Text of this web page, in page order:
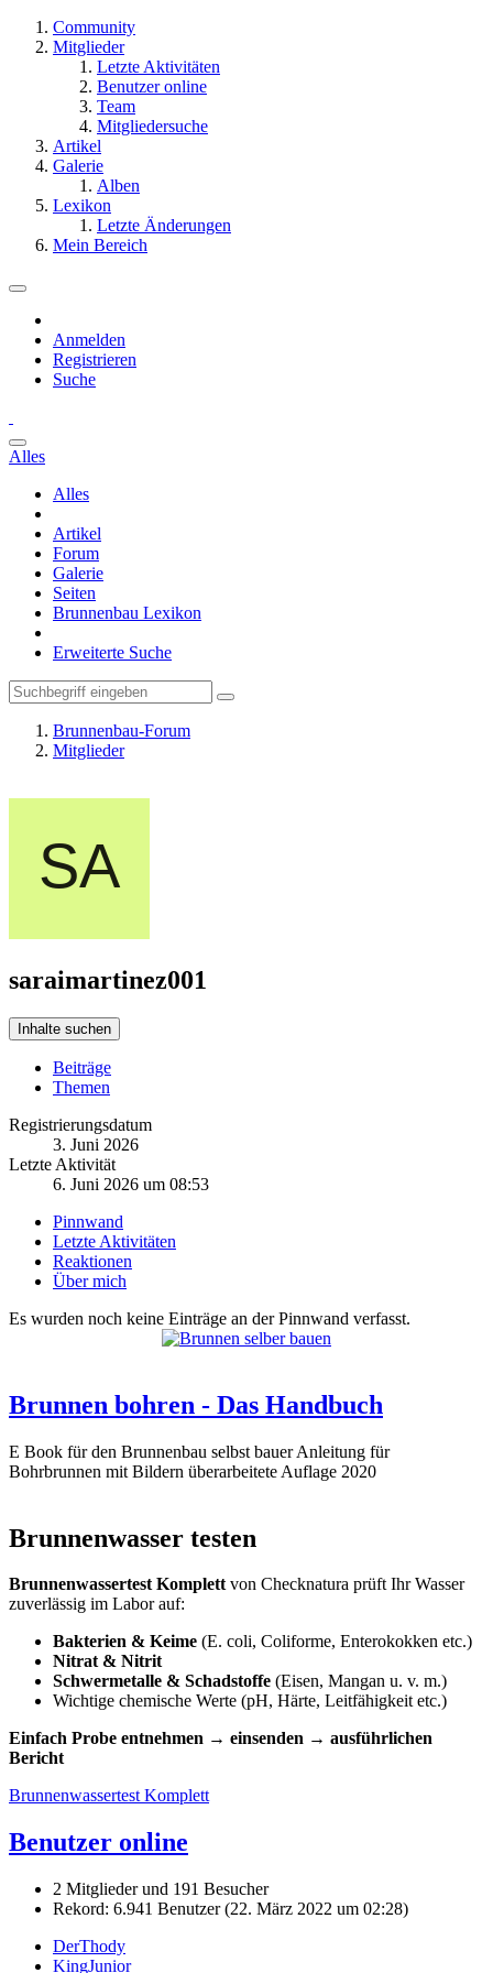
Community
Mitglieder
Letzte Aktivitäten
Benutzer online
Team
Mitgliedersuche
Artikel
Galerie
Alben
Lexikon
Letzte Änderungen
Mein Bereich
Anmelden
Registrieren
Suche
Alles
Alles
Artikel
Forum
Galerie
Seiten
Brunnenbau Lexikon
Erweiterte Suche
Brunnenbau-Forum
Mitglieder
saraimartinez001
Inhalte suchen
Beiträge
Themen
Registrierungsdatum
3. Juni 2026
Letzte Aktivität
6. Juni 2026 um 08:53
Pinnwand
Letzte Aktivitäten
Reaktionen
Über mich
Es wurden noch keine Einträge an der Pinnwand verfasst.
Brunnen bohren - Das Handbuch
E Book für den Brunnenbau selbst bauer Anleitung für
Bohrbrunnen mit Bildern überarbeitete Auflage 2020
Brunnenwasser testen
Brunnenwassertest Komplettvon Checknatura prüft Ihr Wasser
zuverlässig im Labor auf:
Bakterien & Keime (E. coli, Coliforme, Enterokokken etc.)
Nitrat & Nitrit
Schwermetalle & Schadstoffe (Eisen, Mangan u. v. m.)
Wichtige chemische Werte (pH, Härte, Leitfähigkeit etc.)
Einfach Probe entnehmen → einsenden → ausführlichen
Bericht
Brunnenwassertest Komplett
Benutzer online
2 Mitglieder und 191 Besucher
Rekord: 6.941 Benutzer (22. März 2022 um 02:28)
DerThody
KingJunior